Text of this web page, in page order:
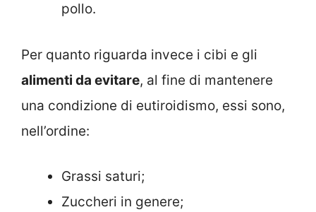
pollo.
Per quanto riguarda invece i cibi e gli
alimenti da evitare, al fine di mantenere
una condizione di eutiroidismo, essi sono,
nell’ordine:
Grassi saturi;
Zuccheri in genere;